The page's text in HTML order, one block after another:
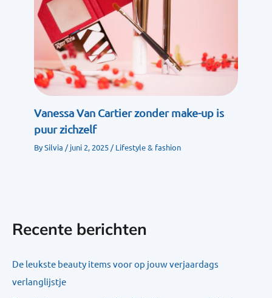
Vanessa Van Cartier zonder make-up is
puur zichzelf
BySilvia /juni 2, 2025 /Lifestyle & fashion
Recente berichten
De leukste beauty items voor op jouw verjaardags
verlanglijstje